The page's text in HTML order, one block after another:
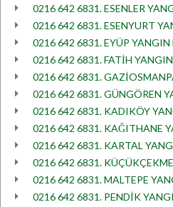
0216 642 6831. ESENLER
0216 642 6831. ESENYURT
0216 642 6831. EYÜP YANGIN
0216 642 6831. FATİH
0216 642 6831.
0216 642 6831. GÜNGÖREN
0216 642 6831. KADIKÖY
0216 642 6831. KAĞITHANE
0216 642 6831. KARTAL
0216 642 6831.
0216 642 6831. MALTEPE
0216 642 6831. PENDİK